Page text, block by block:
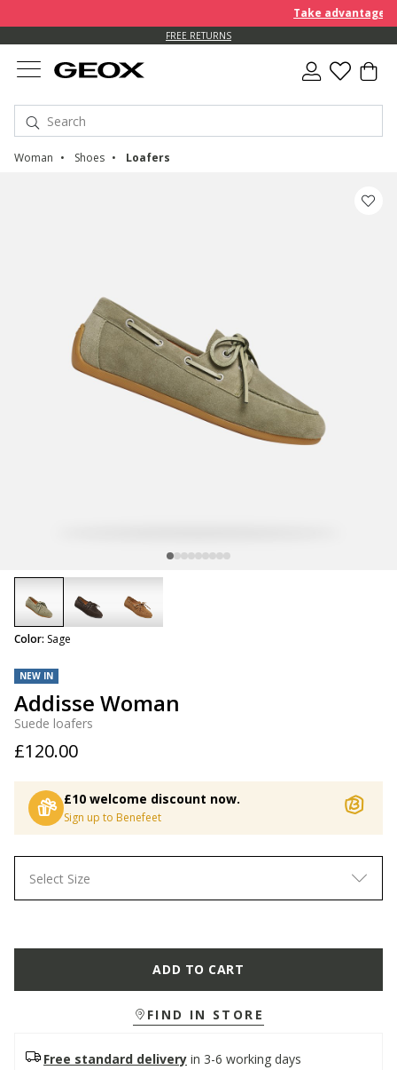
Take advantage of an
FREE RETURNS
Woman Shoes Loafers
NEW IN
Addisse Woman
Suede loafers
£120.00
£10 welcome discount now.
Sign up to Benefeet
Color: Sage
selected
Select Size
ADD TO CART
FIND IN STORE
Free standard delivery in 3-6 working days